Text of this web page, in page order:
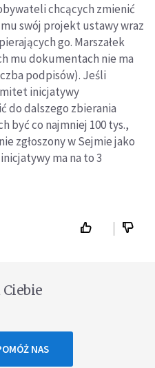
chcących zmienić
swój projekt ustawy wraz
go. Marszałek
mu dokumentach nie ma
podpisów). Jeśli
inicjatywy
do dalszego zbierania
być co najmniej 100 tys.,
zgłoszony w Sejmie jako
ma na to 3
NAS